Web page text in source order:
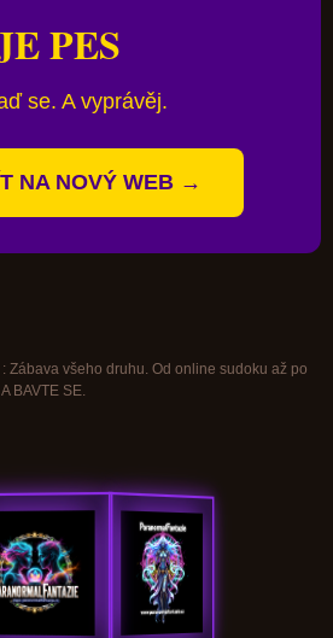
PES
se. A vyprávěj.
NA NOVÝ WEB →
Zábava všeho druhu. Od online sudoku až po
BAVTE SE.